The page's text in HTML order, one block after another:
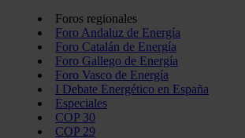
Foros regionales
Foro Andaluz de Energía
Foro Catalán de Energía
Foro Gallego de Energía
Foro Vasco de Energía
I Debate Energético en España
Especiales
COP 30
COP 29